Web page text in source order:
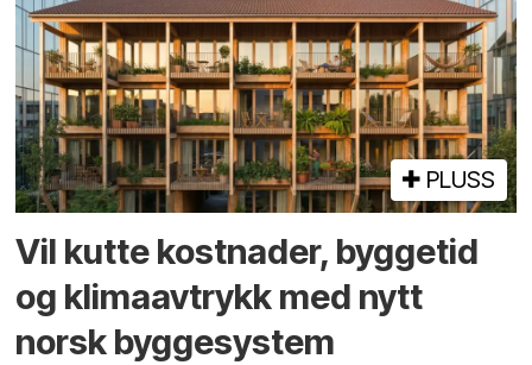
PLUSS
Vil kutte kostnader, byggetid
og klima­avtrykk med nytt
norsk bygge­system